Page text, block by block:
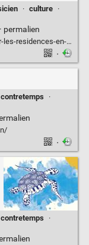
· culture
·
permalien
pour-les-artistes-emergents/
·
contretemps
·
·
contretemps
·